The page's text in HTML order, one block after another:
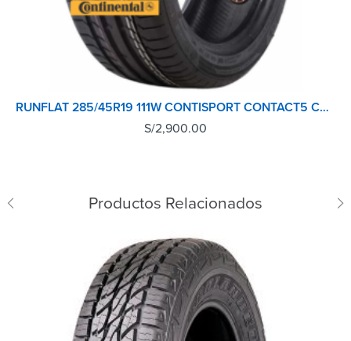
RUNFLAT 285/45R19 111W CONTISPORT CONTACT5 CONTINENTAL TL *
S/2,900.00
Productos Relacionados